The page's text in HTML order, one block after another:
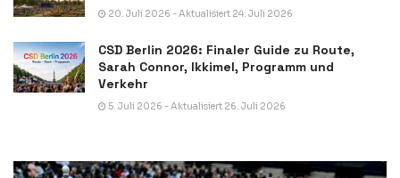
20. Juli 2026 - Aktualisiert 24. Juli 2026
CSD Berlin 2026: Finaler Guide zu Route,
Sarah Connor, Ikkimel, Programm und
Verkehr
5. Juli 2026 - Aktualisiert 26. Juli 2026